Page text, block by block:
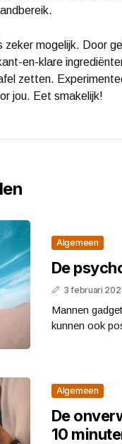
zeker mogelijk. Door
en-klare
zetten.
jou. Eet smakelijk!
Algemeen
De
3 februari
Mannen
kunnen ook
Algemeen
De
10